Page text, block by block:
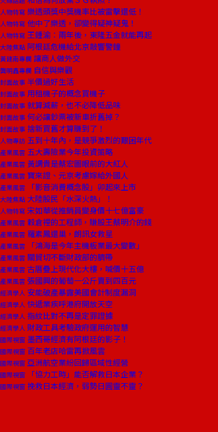
人物特寫 樂透頭獎中獎機率比被雷擊還低！
人物特寫 他中了樂透，卻變得疑神疑鬼！
人物特寫 王鍾渝︰兩年後，東隆五金就能再起
大陸焦點 阿根廷危機給北京敲響警鐘
黃建南專欄 讓商人做外交
龔明鑫專欄 自信與樂觀
封面故事 半價過好生活
封面故事 用租機子的概念買機子
封面故事 就算減薪，也不必降低品味
封面故事 何必讓鈔票被新車折舊掉？
封面故事 捨新買舊才算賺到了！
人物專訪 五到十年內，是競爭激烈的艱困年代
產業風雲 五大壽險業今年投資策略
產業風雲 黃調貴是蔡宏圖眼前的大紅人
產業風雲 寶來證、元京考慮嫁給外國人
產業風雲 「影音消費概念股」卯起來上市
大陸焦點 大陸股民「水深火熱」！
人物特寫 宋如華從推銷員變身價十七億富豪
產業風雲 穀倉裡的工程師，賺股王蔡明介的錢
產業風雲 羅素鳳還巢，朗訊女救星
產業風雲 「鴻海是今年主機板業最大變數」
產業風雲 關貿切不斷財政部的臍帶
產業風雲 古厝疊上現代化大樓，喊價十五億
產業風雲 張國興的葡萄一公斤賣到四百元
經濟學人 安能破產暴露美國會計制度漏洞
經濟學人 快遞業疾呼港府開放天空
經濟學人 指紋比對不再是定罪證據
經濟學人 財政工具考驗政府運用的智慧
國際視窗 墨西哥經濟有阿根廷的影子！
國際視窗 百年老店哈雷再掀風雲
國際視窗 亞洲航空業紛回歸區域性經營
國際視窗 「協力工時」能否解救日本企業？
國際視窗 挽救日本經濟，弱勢日圓靈不靈？